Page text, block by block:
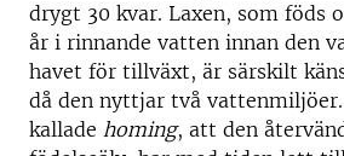
drygt 30 kvar. Laxen, som föds
år i rinnande vatten innan den
havet för tillväxt, är särskilt
då den nyttjar två vattenmiljöer.
kallade homing, att den